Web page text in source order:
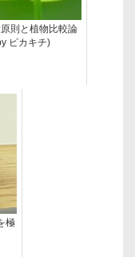
則と植物比較論
ピカキチ)
極